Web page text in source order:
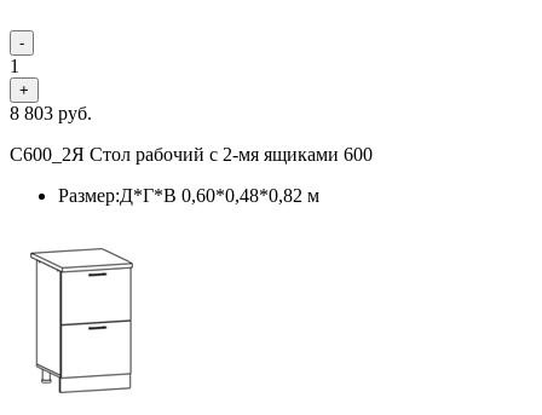
-
1
+
8 803 руб.
С600_2Я Стол рабочий с 2-мя ящиками 600
Размер:Д*Г*В 0,60*0,48*0,82 м